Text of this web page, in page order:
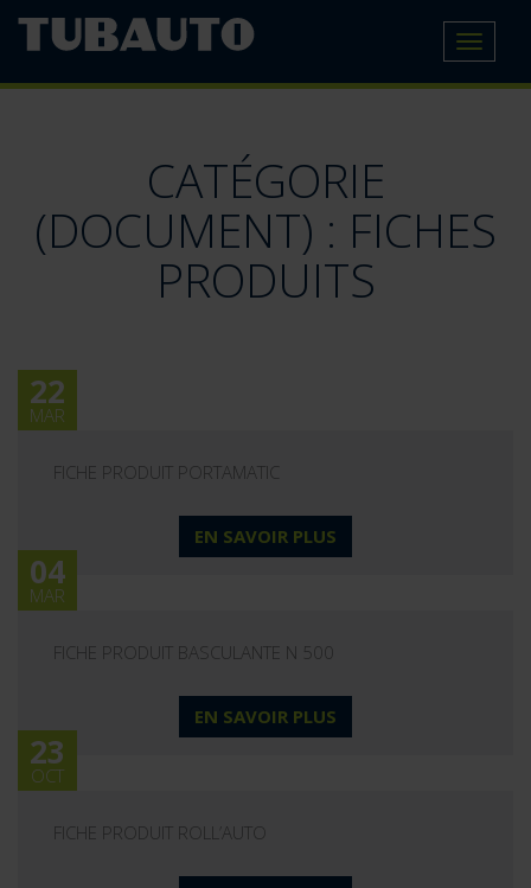
Toggle
CATÉGORIE
(DOCUMENT) : FICHES
PRODUITS
22
MAR
FICHE PRODUIT PORTAMATIC
EN SAVOIR PLUS
04
MAR
FICHE PRODUIT BASCULANTE N 500
EN SAVOIR PLUS
23
OCT
FICHE PRODUIT ROLL’AUTO